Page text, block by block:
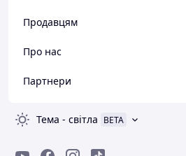
Продавцям
Про нас
Партнери
Тема - світла BETA